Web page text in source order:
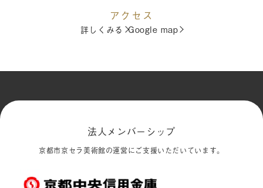
アクセス
詳しくみる Google map
法人メンバーシップ
京都市京セラ美術館の運営にご支援いただいています。